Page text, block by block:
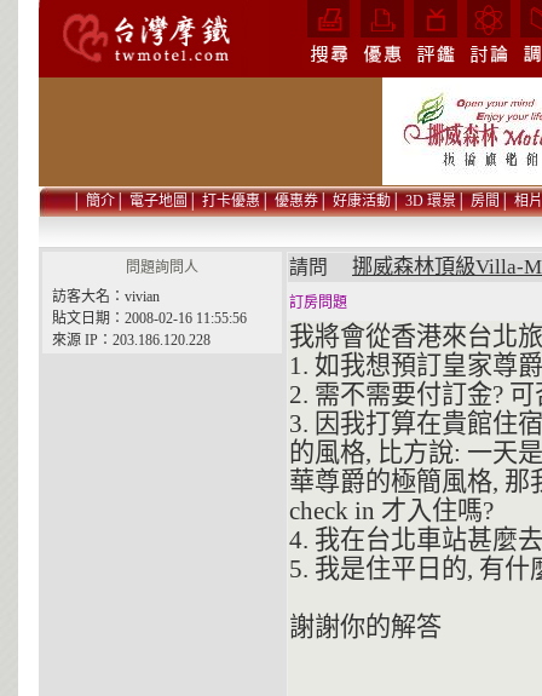
│簡介│電子地圖│打卡優惠│優惠券│好康活動│3D 環景│房間│相片
問題詢問人
訪客大名：vivian
貼文日期：2008-02-16 11:55:56
來源 IP：203.186.120.228
請問 挪威森林頂級Villa-
訂房問題
我將會從香港來台北
1. 如我想預訂皇家尊
2. 需不需要付訂金?
3. 因我打算在貴館住
的風格, 比方說: 一天
華尊爵的極簡風格,
check in 才入住嗎?
4. 我在台北車站甚麼
5. 我是住平日的, 有什
謝謝你的解答